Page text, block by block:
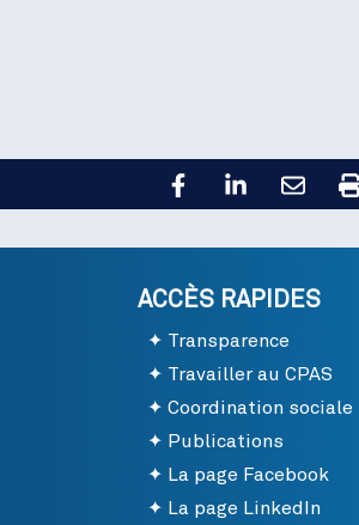
ACCÈS RAPIDES
Transparence
Travailler au CPAS
Coordination sociale
Publications
La page Facebook
La page LinkedIn